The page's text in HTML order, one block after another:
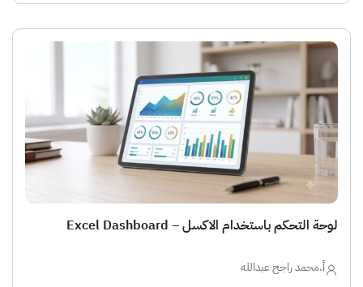
لوحة التحكم باستخدام الاكسل – Excel Dashboard
أ.محمد راجح عبدالله